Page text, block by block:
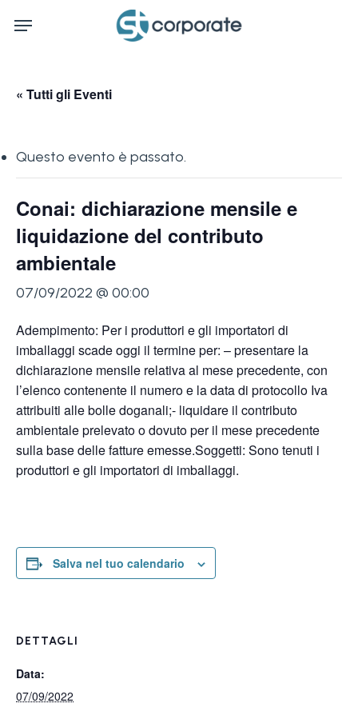
Menu
« Tutti gli Eventi
Questo evento è passato.
Conai: dichiarazione mensile e
liquidazione del contributo
ambientale
07/09/2022 @ 00:00
Adempimento: Per i produttori e gli importatori di
imballaggi scade oggi il termine per: – presentare la
dichiarazione mensile relativa al mese precedente, con
l’elenco contenente il numero e la data di protocollo Iva
attribuiti alle bolle doganali;- liquidare il contributo
ambientale prelevato o dovuto per il mese precedente
sulla base delle fatture emesse.Soggetti: Sono tenuti i
produttori e gli importatori di imballaggi.
Salva nel tuo calendario
DETTAGLI
Data:
07/09/2022